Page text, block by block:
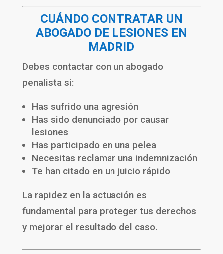
CUÁNDO CONTRATAR UN
ABOGADO DE LESIONES EN
MADRID
Debes contactar con un abogado
penalista si:
Has sufrido una agresión
Has sido denunciado por causar
lesiones
Has participado en una pelea
Necesitas reclamar una indemnización
Te han citado en un juicio rápido
La rapidez en la actuación es
fundamental para proteger tus derechos
y mejorar el resultado del caso.